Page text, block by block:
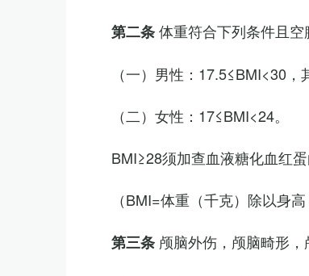
第二条体重符合下列条件且空
（一）男性：17.5≤BMI<30
（二）女性：17≤BMI<24。
BMI≥28须加查血液糖化血红
（BMI=体重（千克）除以身高
第三条 颅脑外伤，颅脑畸形，